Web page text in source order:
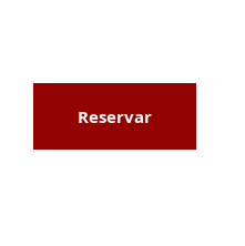
Reservar